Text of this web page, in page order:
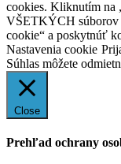
cookies. Kliknutím na
VŠETKÝCH súborov
cookie“ a poskytnúť
Nastavenia cookie
Súhlas môžete
Close
Prehľad ochrany